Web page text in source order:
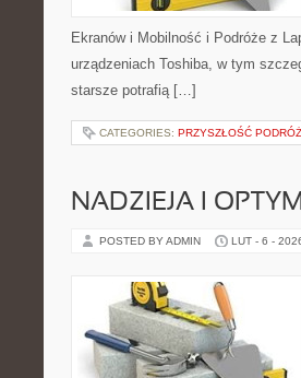
Ekranów i Mobilność i Podróże z
urządzeniach Toshiba, w tym
starsze potrafią […]
CATEGORIES: PRZYSZŁOŚĆ
NADZIEJA I
POSTED BY ADMIN LUT - 6 -